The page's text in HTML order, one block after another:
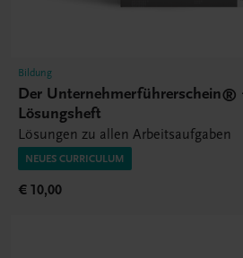
Bildung
Der Unternehmerführerschein®
Lösungsheft
Lösungen zu allen Arbeitsaufgaben
NEUES CURRICULUM
€ 10,00